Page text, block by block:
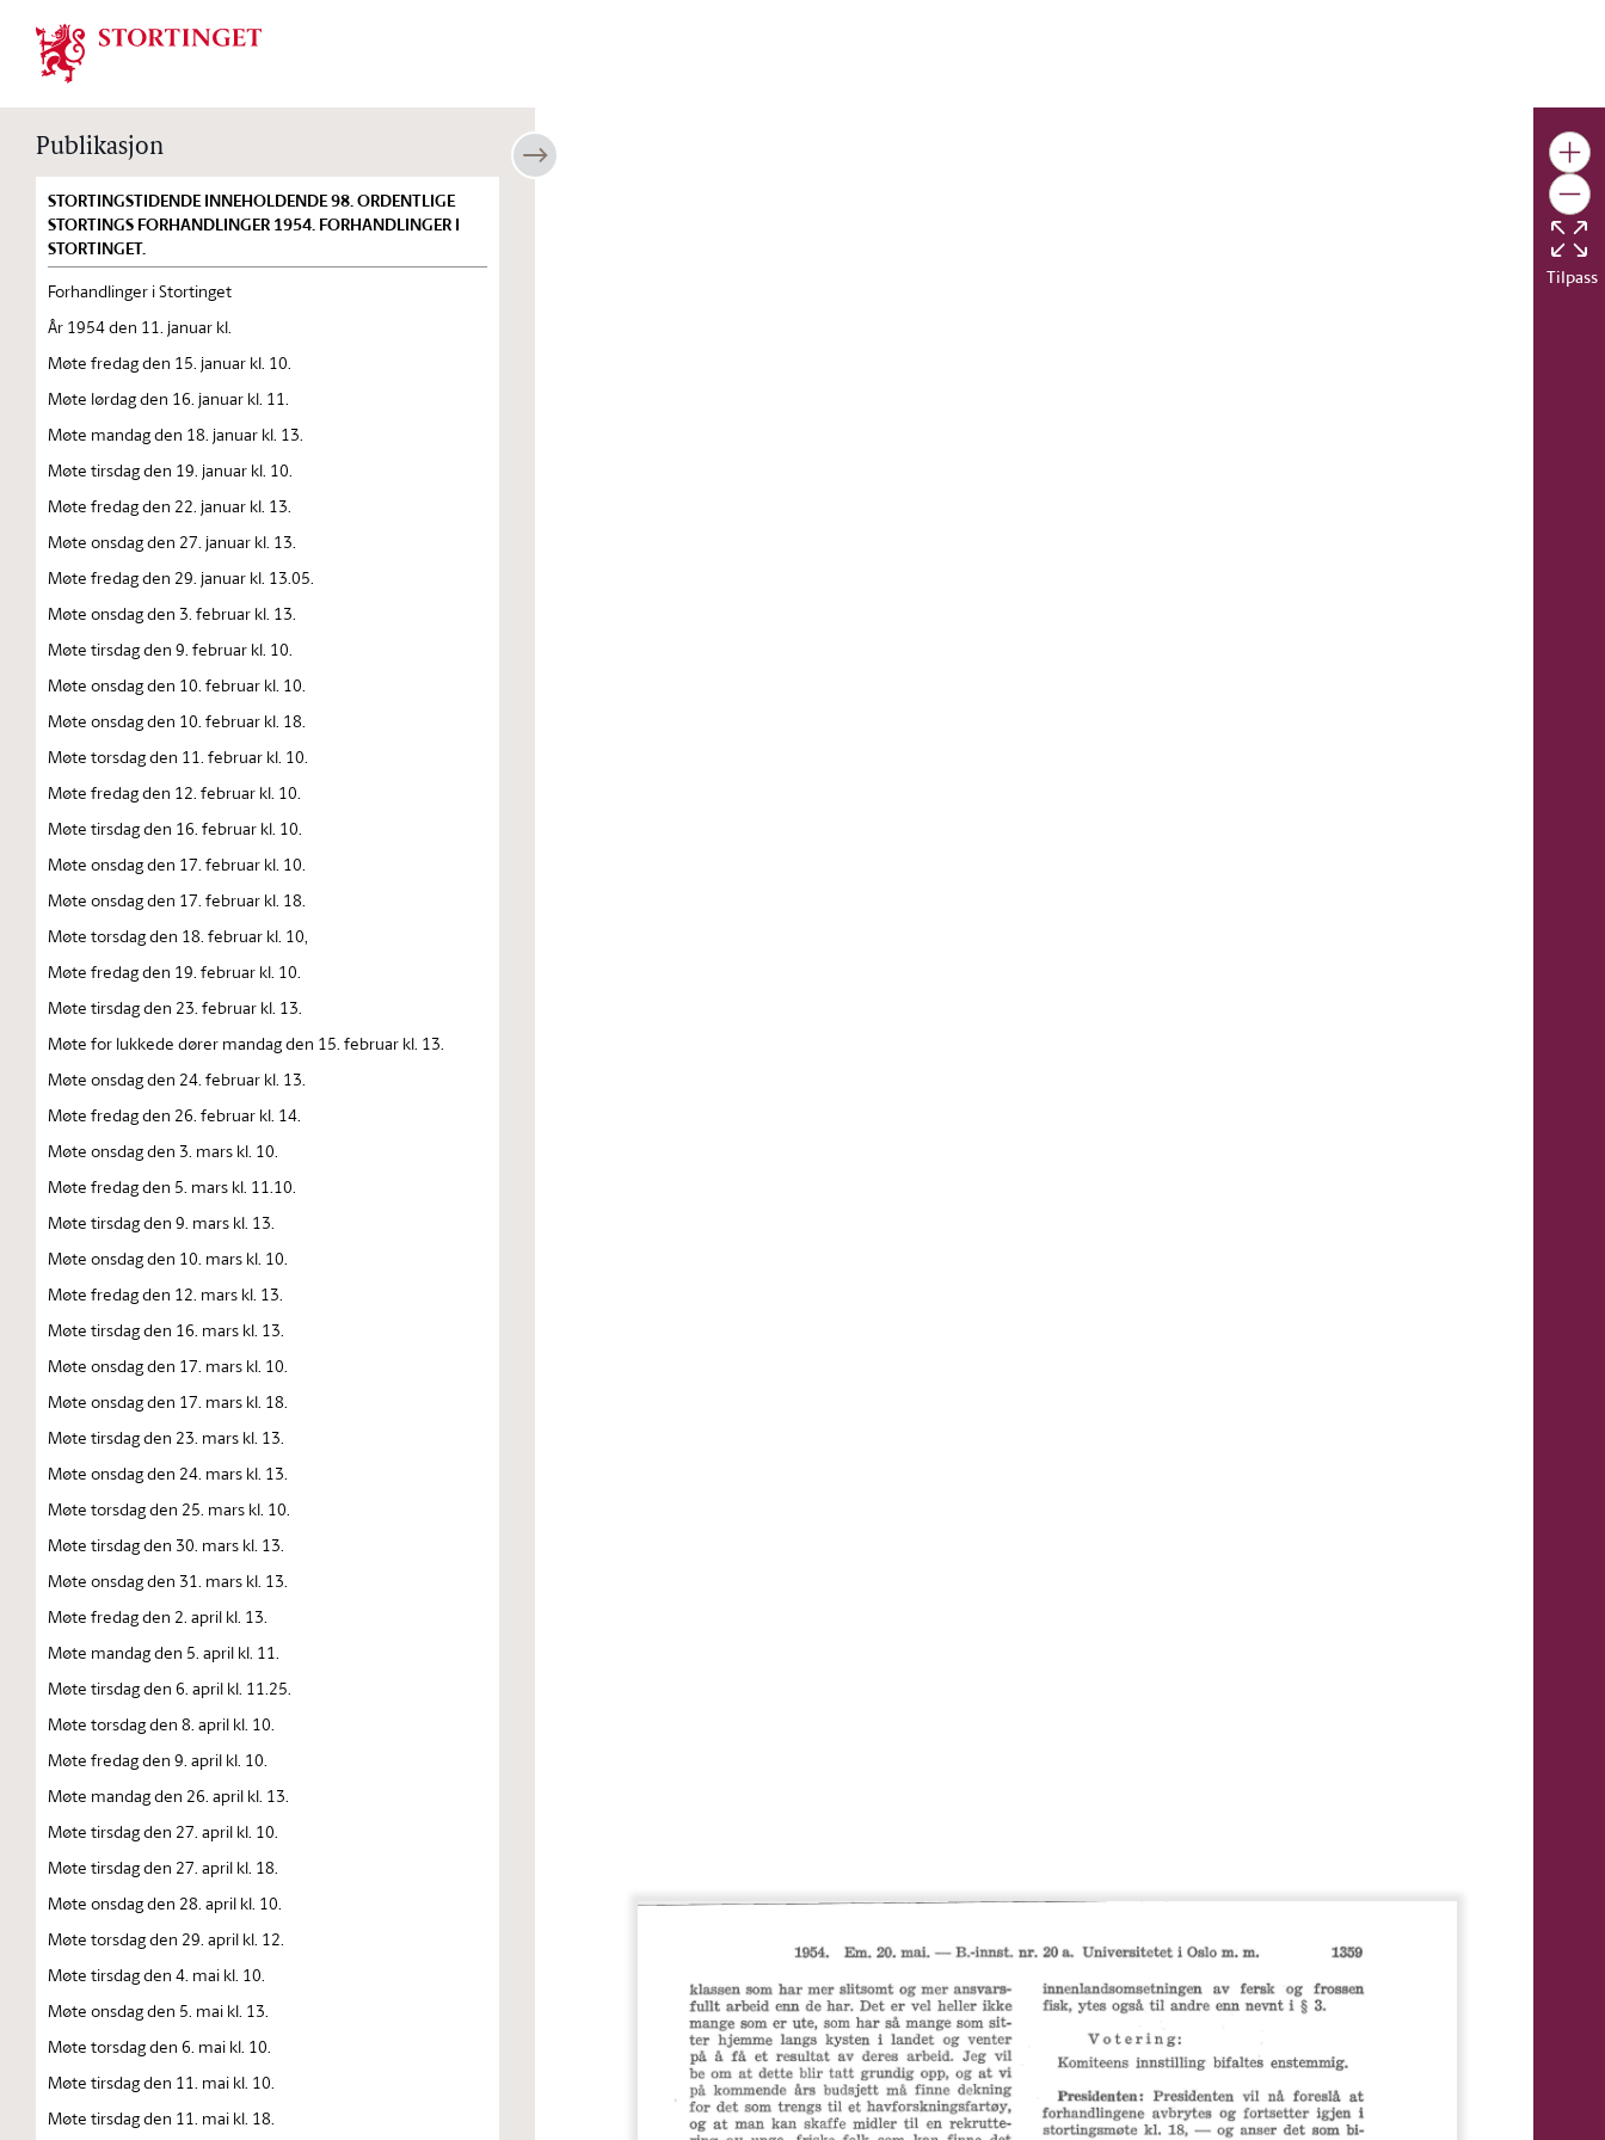
Stortinget.no
Publikasjon
STORTINGSTIDENDE INNEHOLDENDE 98. ORDENTLIGE
STORTINGS FORHANDLINGER 1954. FORHANDLINGER I
STORTINGET.
Forhandlinger i Stortinget
År 1954 den 11. januar kl.
Møte fredag den 15. januar kl. 10.
Møte lørdag den 16. januar kl. 11.
Møte mandag den 18. januar kl. 13.
Møte tirsdag den 19. januar kl. 10.
Møte fredag den 22. januar kl. 13.
Møte onsdag den 27. januar kl. 13.
Møte fredag den 29. januar kl. 13.05.
Møte onsdag den 3. februar kl. 13.
Møte tirsdag den 9. februar kl. 10.
Møte onsdag den 10. februar kl. 10.
Møte onsdag den 10. februar kl. 18.
Møte torsdag den 11. februar kl. 10.
Møte fredag den 12. februar kl. 10.
Møte tirsdag den 16. februar kl. 10.
Møte onsdag den 17. februar kl. 10.
Møte onsdag den 17. februar kl. 18.
Møte torsdag den 18. februar kl. 10,
Møte fredag den 19. februar kl. 10.
Møte tirsdag den 23. februar kl. 13.
Møte for lukkede dører mandag den 15. februar kl. 13.
Møte onsdag den 24. februar kl. 13.
Møte fredag den 26. februar kl. 14.
Møte onsdag den 3. mars kl. 10.
Møte fredag den 5. mars kl. 11.10.
Møte tirsdag den 9. mars kl. 13.
Møte onsdag den 10. mars kl. 10.
Møte fredag den 12. mars kl. 13.
Møte tirsdag den 16. mars kl. 13.
Møte onsdag den 17. mars kl. 10.
Møte onsdag den 17. mars kl. 18.
Møte tirsdag den 23. mars kl. 13.
Møte onsdag den 24. mars kl. 13.
Møte torsdag den 25. mars kl. 10.
Møte tirsdag den 30. mars kl. 13.
Møte onsdag den 31. mars kl. 13.
Møte fredag den 2. april kl. 13.
Møte mandag den 5. april kl. 11.
Møte tirsdag den 6. april kl. 11.25.
Møte torsdag den 8. april kl. 10.
Møte fredag den 9. april kl. 10.
Møte mandag den 26. april kl. 13.
Møte tirsdag den 27. april kl. 10.
Møte tirsdag den 27. april kl. 18.
Møte onsdag den 28. april kl. 10.
Møte torsdag den 29. april kl. 12.
Møte tirsdag den 4. mai kl. 10.
Møte onsdag den 5. mai kl. 13.
Møte torsdag den 6. mai kl. 10.
Møte tirsdag den 11. mai kl. 10.
Møte tirsdag den 11. mai kl. 18.